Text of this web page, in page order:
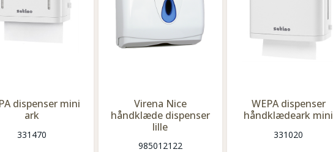
dispenser mini
ark
331470
Virena Nice
håndklæde dispenser
lille
985012122
WEPA dispenser
håndklædeark mini
331020